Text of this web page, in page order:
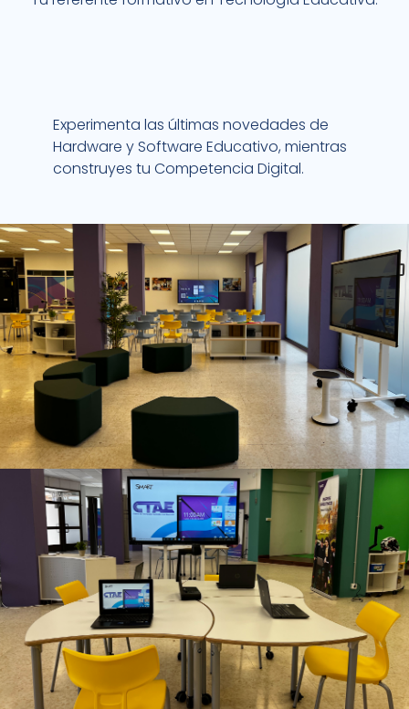
Experimenta las últimas novedades de
Hardware y Software Educativo, mientras
construyes tu Competencia Digital.